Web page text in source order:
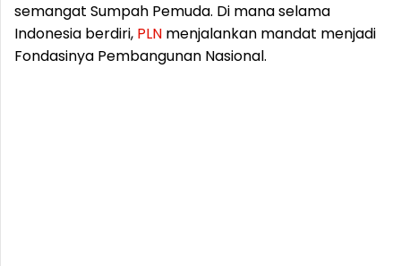
semangat Sumpah Pemuda. Di mana selama
Indonesia berdiri, PLN menjalankan mandat menjadi
Fondasinya Pembangunan Nasional.